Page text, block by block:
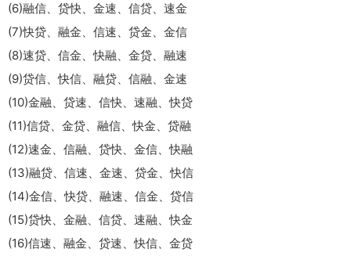
(6)融信、贷快、金速、信贷、速金
(7)快贷、融金、信速、贷金、金信
(8)速贷、信金、快融、金贷、融速
(9)贷信、快信、融贷、信融、金速
(10)金融、贷速、信快、速融、快贷
(11)信贷、金贷、融信、快金、贷融
(12)速金、信融、贷快、金信、快融
(13)融贷、信速、金速、贷金、快信
(14)金信、快贷、融速、信金、贷信
(15)贷快、金融、信贷、速融、快金
(16)信速、融金、贷速、快信、金贷